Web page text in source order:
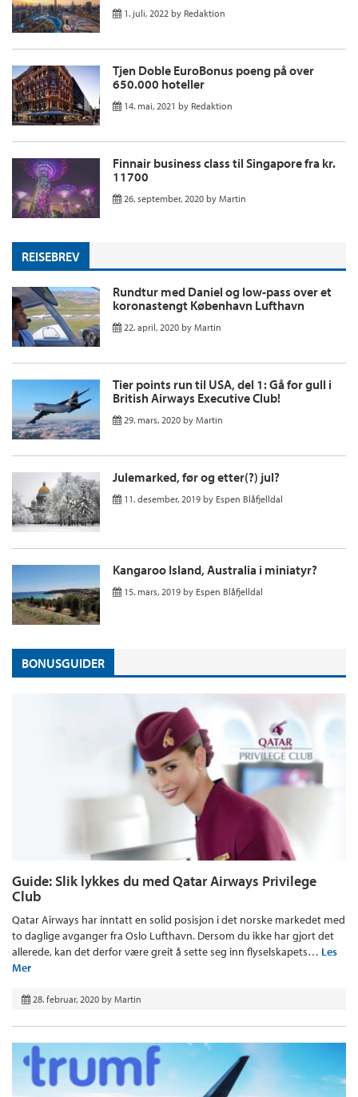
1. juli, 2022 by Redaktion
Tjen Doble EuroBonus poeng på over
650.000 hoteller
14. mai, 2021 by Redaktion
Finnair business class til Singapore fra kr.
11700
26. september, 2020 by Martin
REISEBREV
Rundtur med Daniel og low-pass over et
koronastengt København Lufthavn
22. april, 2020 by Martin
Tier points run til USA, del 1: Gå for gull i
British Airways Executive Club!
29. mars, 2020 by Martin
Julemarked, før og etter(?) jul?
11. desember, 2019 by Espen Blåfjelldal
Kangaroo Island, Australia i miniatyr?
15. mars, 2019 by Espen Blåfjelldal
BONUSGUIDER
Guide: Slik lykkes du med Qatar Airways Privilege
Club
Qatar Airways har inntatt en solid posisjon i det norske markedet med
to daglige avganger fra Oslo Lufthavn. Dersom du ikke har gjort det
allerede, kan det derfor være greit å sette seg inn flyselskapets… Les
Mer
28. februar, 2020 by Martin